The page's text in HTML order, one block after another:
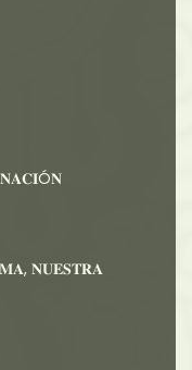
𝐍𝐔𝐄𝐒𝐓𝐑𝐀